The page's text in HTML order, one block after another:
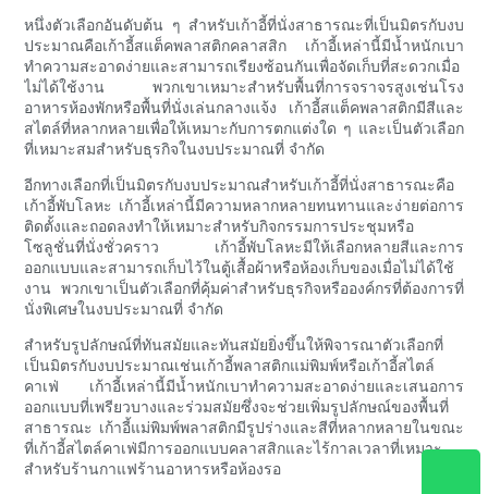
หนึ่งตัวเลือกอันดับต้น ๆ สำหรับเก้าอี้ที่นั่งสาธารณะที่เป็นมิตรกับงบ
ประมาณคือเก้าอี้สแต็คพลาสติกคลาสสิก เก้าอี้เหล่านี้มีน้ำหนักเบา
ทำความสะอาดง่ายและสามารถเรียงซ้อนกันเพื่อจัดเก็บที่สะดวกเมื่อ
ไม่ได้ใช้งาน พวกเขาเหมาะสำหรับพื้นที่การจราจรสูงเช่นโรง
อาหารห้องพักหรือพื้นที่นั่งเล่นกลางแจ้ง เก้าอี้สแต็คพลาสติกมีสีและ
สไตล์ที่หลากหลายเพื่อให้เหมาะกับการตกแต่งใด ๆ และเป็นตัวเลือก
ที่เหมาะสมสำหรับธุรกิจในงบประมาณที่ จำกัด
อีกทางเลือกที่เป็นมิตรกับงบประมาณสำหรับเก้าอี้ที่นั่งสาธารณะคือ
เก้าอี้พับโลหะ เก้าอี้เหล่านี้มีความหลากหลายทนทานและง่ายต่อการ
ติดตั้งและถอดลงทำให้เหมาะสำหรับกิจกรรมการประชุมหรือ
โซลูชั่นที่นั่งชั่วคราว เก้าอี้พับโลหะมีให้เลือกหลายสีและการ
ออกแบบและสามารถเก็บไว้ในตู้เสื้อผ้าหรือห้องเก็บของเมื่อไม่ได้ใช้
งาน พวกเขาเป็นตัวเลือกที่คุ้มค่าสำหรับธุรกิจหรือองค์กรที่ต้องการที่
นั่งพิเศษในงบประมาณที่ จำกัด
สำหรับรูปลักษณ์ที่ทันสมัยและทันสมัยยิ่งขึ้นให้พิจารณาตัวเลือกที่
เป็นมิตรกับงบประมาณเช่นเก้าอี้พลาสติกแม่พิมพ์หรือเก้าอี้สไตล์
คาเฟ่ เก้าอี้เหล่านี้มีน้ำหนักเบาทำความสะอาดง่ายและเสนอการ
ออกแบบที่เพรียวบางและร่วมสมัยซึ่งจะช่วยเพิ่มรูปลักษณ์ของพื้นที่
สาธารณะ เก้าอี้แม่พิมพ์พลาสติกมีรูปร่างและสีที่หลากหลายในขณะ
ที่เก้าอี้สไตล์คาเฟ่มีการออกแบบคลาสสิกและไร้กาลเวลาที่เหมาะ
สำหรับร้านกาแฟร้านอาหารหรือห้องรอ